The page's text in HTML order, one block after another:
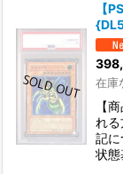
【
在庫
【
れ
記
状